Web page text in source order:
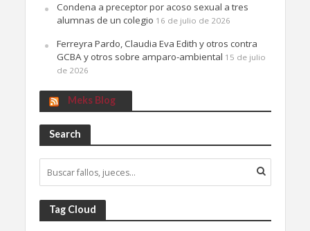
Condena a preceptor por acoso sexual a tres
alumnas de un colegio 16 de julio de 2026
Ferreyra Pardo, Claudia Eva Edith y otros contra
GCBA y otros sobre amparo-ambiental 15 de julio
de 2026
Meks Blog
Search
Tag Cloud